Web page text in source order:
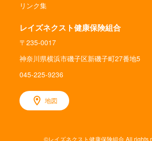
リンク集
レイズネクスト健康保険組合
〒235-0017
神奈川県横浜市磯子区新磯子町27番地5
045-225-9236
地図
©レイズネクスト健康保険組合 All rights